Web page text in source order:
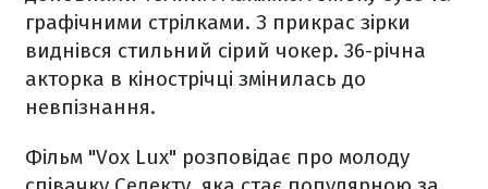
графічними стрілками. З прикрас зірки
виднівся стильний сірий чокер. 36-річна
акторка в кінострічці змінилась до
невпізнання.
Фільм "Vox Lux" розповідає про молоду